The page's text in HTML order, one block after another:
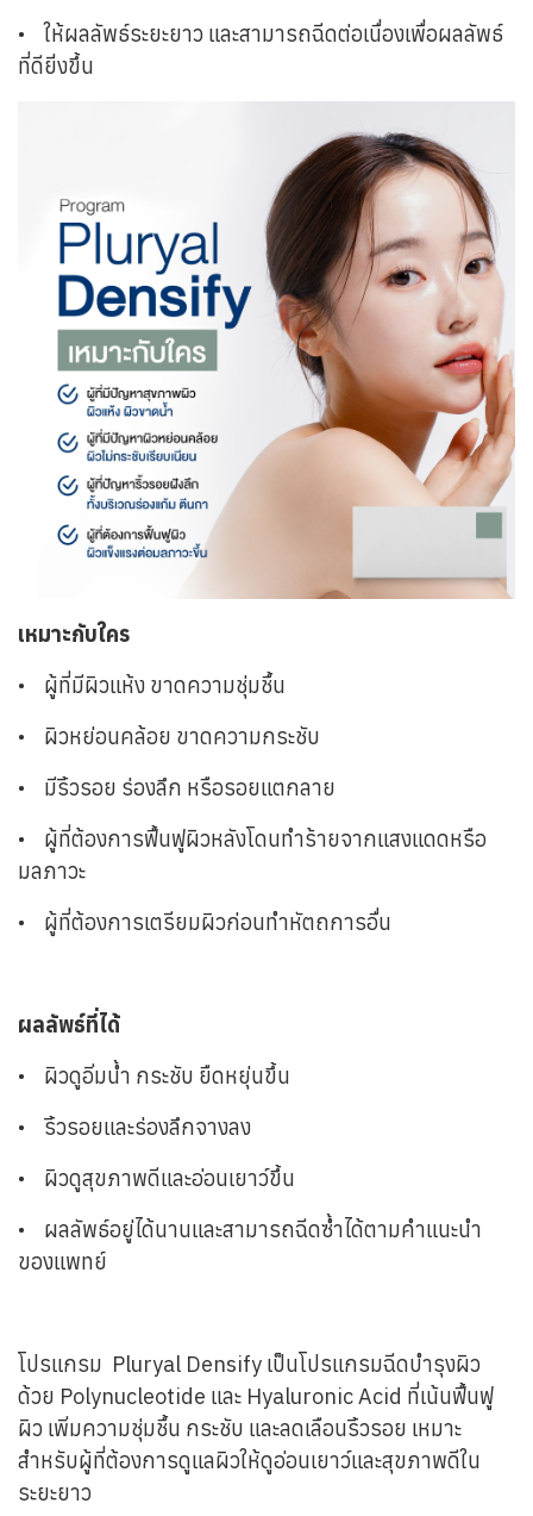
•
ให้ผลลัพธ์ระยะยาว และสามารถฉีดต่อเนื่องเพื่อผลลัพธ์
ที่ดียิ่งขึ้น
เหมาะกับใคร
•
ผู้ที่มีผิวแห้ง ขาดความชุ่มชื้น
•
ผิวหย่อนคล้อย ขาดความกระชับ
•
มีริ้วรอย ร่องลึก หรือรอยแตกลาย
•
ผู้ที่ต้องการฟื้นฟูผิวหลังโดนทำร้ายจากแสงแดดหรือ
มลภาวะ
•
ผู้ที่ต้องการเตรียมผิวก่อนทำหัตถการอื่น
ผลลัพธ์ที่ได้
•
ผิวดูอิ่มน้ำ กระชับ ยืดหยุ่นขึ้น
•
ริ้วรอยและร่องลึกจางลง
•
ผิวดูสุขภาพดีและอ่อนเยาว์ขึ้น
•
ผลลัพธ์อยู่ได้นานและสามารถฉีดซ้ำได้ตามคำแนะนำ
ของแพทย์
โปรแกรม Pluryal Densify เป็นโปรแกรมฉีดบำรุงผิว
ด้วย Polynucleotide และ Hyaluronic Acid ที่เน้นฟื้นฟู
ผิว เพิ่มความชุ่มชื้น กระชับ และลดเลือนริ้วรอย เหมาะ
สำหรับผู้ที่ต้องการดูแลผิวให้ดูอ่อนเยาว์และสุขภาพดีใน
ระยะยาว